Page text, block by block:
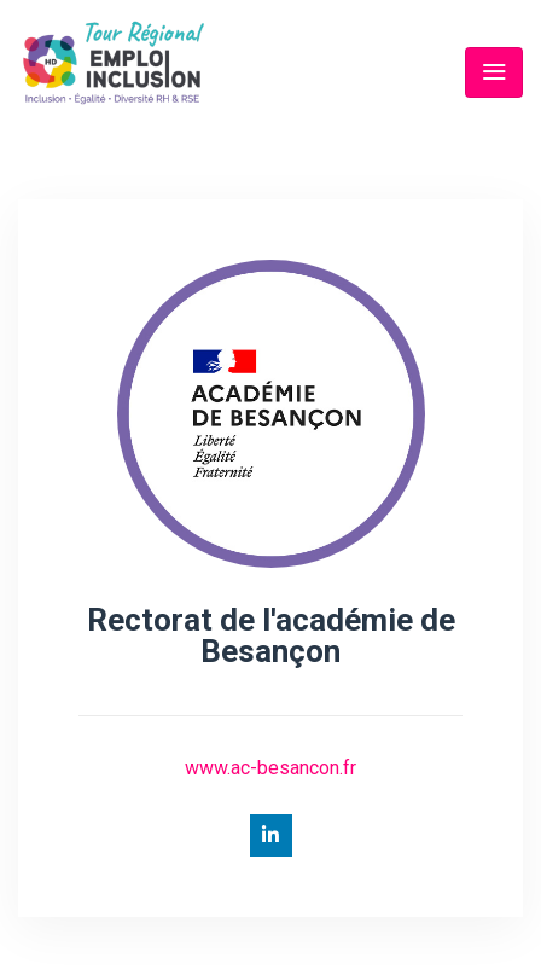
Rectorat de l'académie de
Besançon
www.ac-besancon.fr